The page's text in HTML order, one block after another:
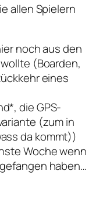
allen Spielern
noch aus den
(Boarden,
eines
die GPS-
(zum in
da kommt))
Woche wenn
haben…